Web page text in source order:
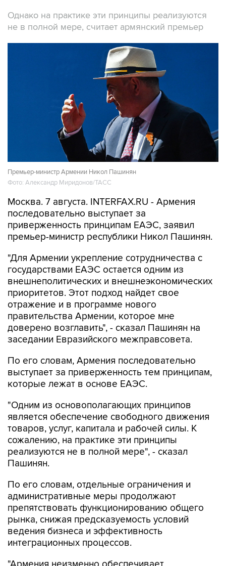
Однако на практике эти принципы реализуются
не в полной мере, считает армянский премьер
Премьер-министр Армении Никол Пашинян
Фото: Александр Миридонов/ТАСС
Москва. 7 августа. INTERFAX.RU - Армения
последовательно выступает за
приверженность принципам ЕАЭС, заявил
премьер-министр республики Никол Пашинян.
"Для Армении укрепление сотрудничества с
государствами ЕАЭС остается одним из
внешнеполитических и внешнеэкономических
приоритетов. Этот подход найдет свое
отражение и в программе нового
правительства Армении, которое мне
доверено возглавить", - сказал Пашинян на
заседании Евразийского межправсовета.
По его словам, Армения последовательно
выступает за приверженность тем принципам,
которые лежат в основе ЕАЭС.
"Одним из основополагающих принципов
является обеспечение свободного движения
товаров, услуг, капитала и рабочей силы. К
сожалению, на практике эти принципы
реализуются не в полной мере", - сказал
Пашинян.
По его словам, отдельные ограничения и
административные меры продолжают
препятствовать функционированию общего
рынка, снижая предсказуемость условий
ведения бизнеса и эффективность
интеграционных процессов.